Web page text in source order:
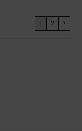
1 2 >